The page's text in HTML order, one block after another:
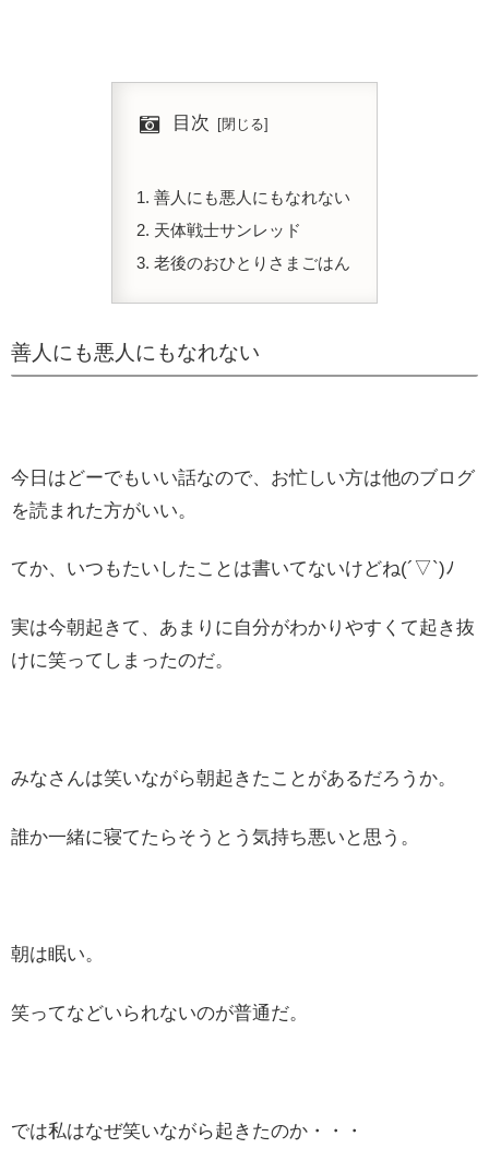
目次
善人にも悪人にもなれない
天体戦士サンレッド
老後のおひとりさまごはん
善人にも悪人にもなれない
今日はどーでもいい話なので、お忙しい方は他のブログ
を読まれた方がいい。
てか、いつもたいしたことは書いてないけどね(´▽`)ﾉ
実は今朝起きて、あまりに自分がわかりやすくて起き抜
けに笑ってしまったのだ。
みなさんは笑いながら朝起きたことがあるだろうか。
誰か一緒に寝てたらそうとう気持ち悪いと思う。
朝は眠い。
笑ってなどいられないのが普通だ。
では私はなぜ笑いながら起きたのか・・・